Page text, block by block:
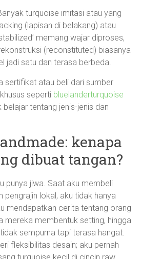
turquoise imitasi atau yang
(lapisan di belakang) atau
memang wajar diproses,
(reconstituted) biasanya
jadi satu dan terasa berbeda.
sertifikat atau beli dari sumber
seperti bluelanderturquoise
belajar tentang jenis-jenis dan
kenapa
dibuat tangan?
punya jiwa. Saat aku membeli
pengrajin lokal, aku tidak hanya
mendapatkan cerita tentang orang
mereka membentuk setting, hingga
sempurna tapi terasa hangat.
fleksibilitas desain; aku pernah